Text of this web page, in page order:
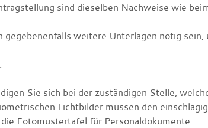
sind dieselben Nachweise wie
gegebenenfalls weitere Unterlagen nötig
Sie sich bei der zuständigen Stelle,
Lichtbilder müssen den
Fotomustertafel für Personaldokumente.